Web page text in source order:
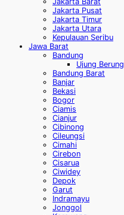
Jakarta Pusat
Jakarta Timur
Jakarta Utara
Kepulauan Seribu
Jawa Barat
Bandung
Ujung Berung
Bandung Barat
Banjar
Bekasi
Bogor
Ciamis
Cianjur
Cibinong
Cileungsi
Cimahi
Cirebon
Cisarua
Ciwidey
Depok
Garut
Indramayu
Jonggol